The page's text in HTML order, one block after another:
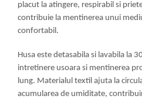
placut la atingere, respirabil si
contribuie la mentinerea unui
confortabil.
Husa este detasabila si lavabila la
intretinere usoara si mentinerea
lung. Materialul textil ajuta la
acumularea de umiditate,